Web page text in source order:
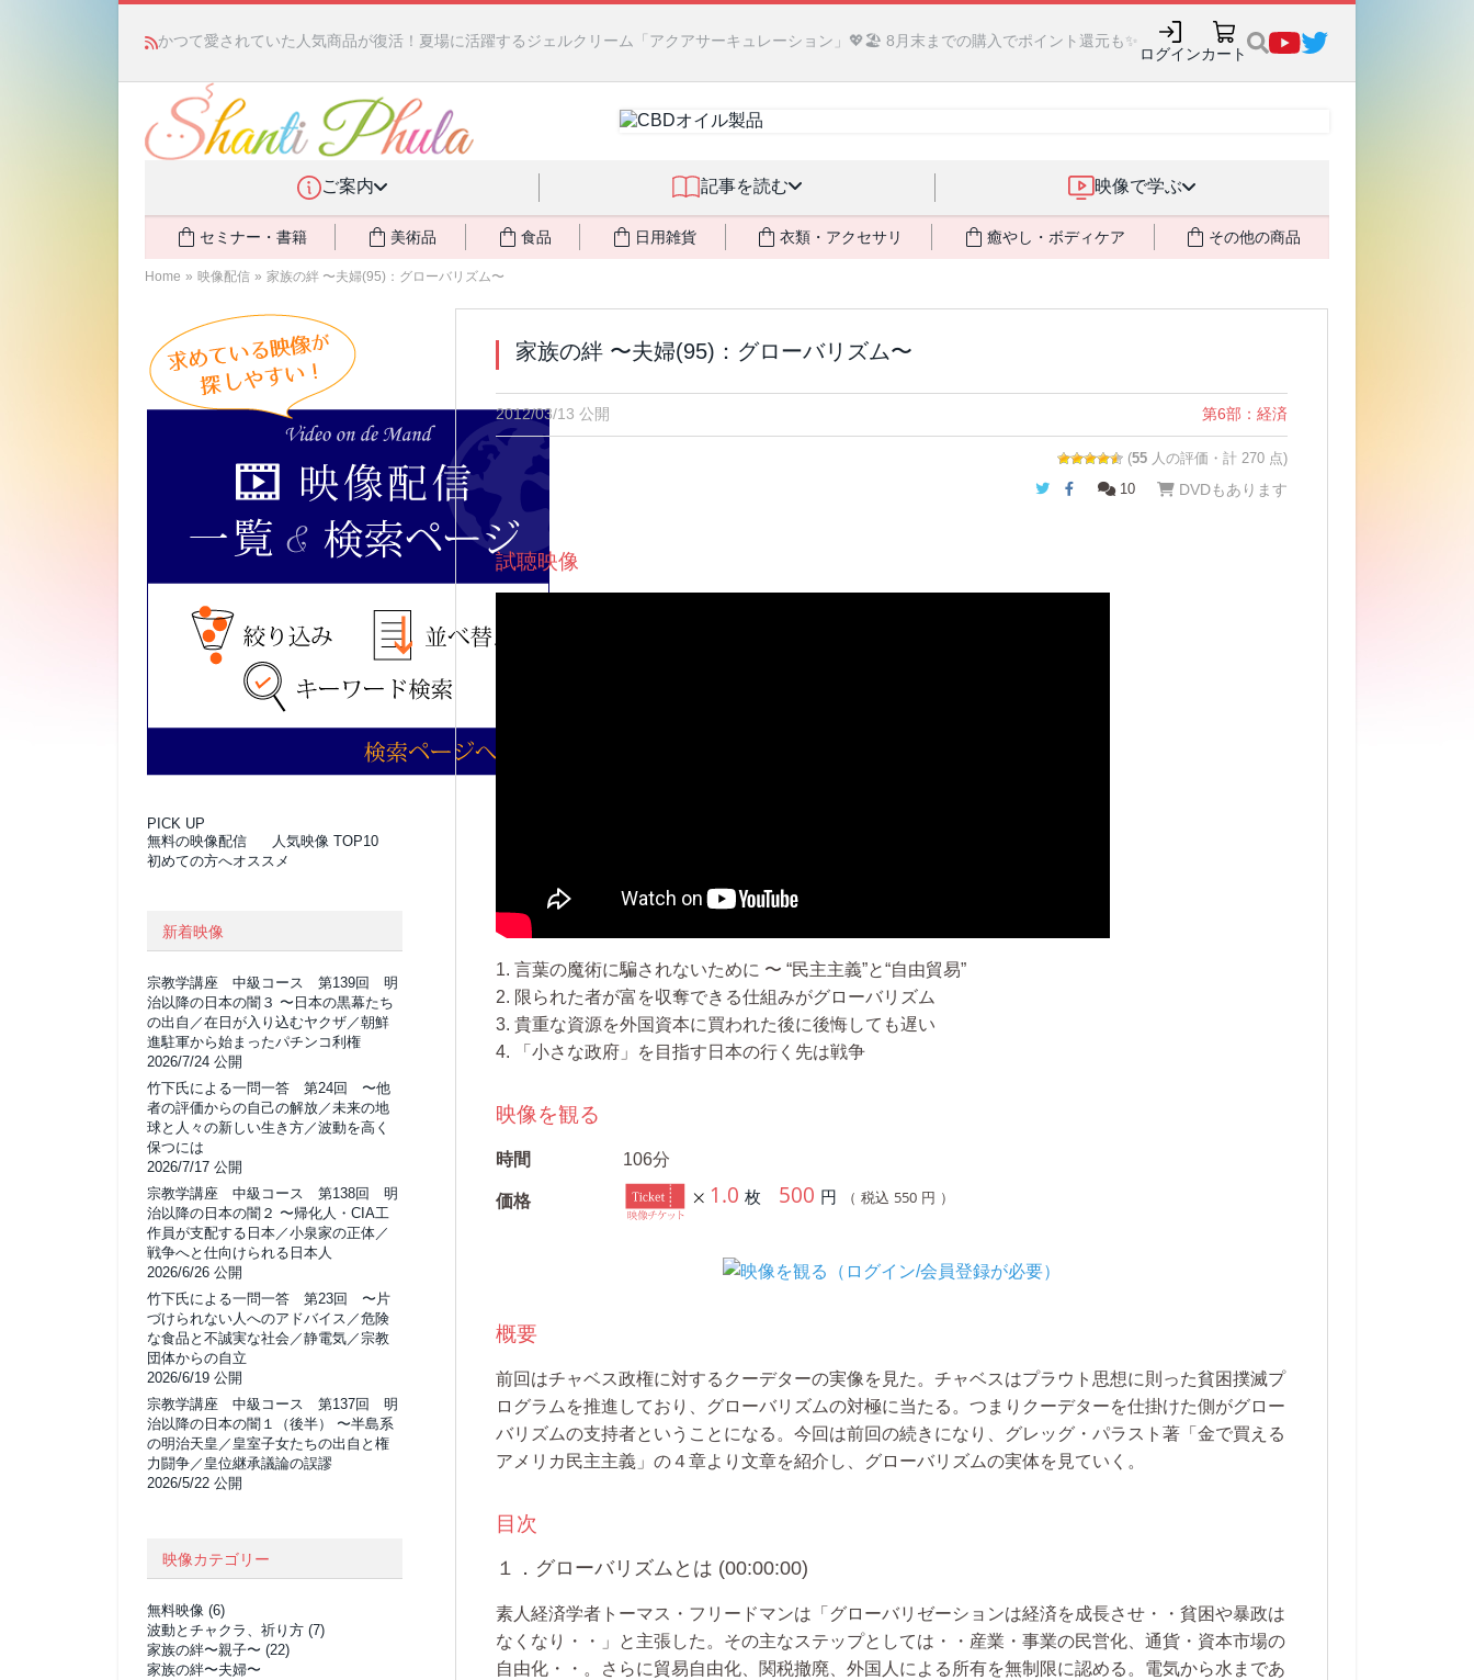
かつて愛されていた人気商品が復活！夏場に活躍するジェルクリーム「アクアサーキュレーション」💖🏖️ 8月末までの購入でポイント還元も✨
ログインカート
ご案内 記事を読む 映像で学ぶ
セミナー・書籍 美術品 食品 日用雑貨 衣類・アクセサリ 癒やし・ボディケア その他の商品
Home » 映像配信 » 家族の絆 〜夫婦(95)：グローバリズム〜
家族の絆 〜夫婦(95)：グローバリズム〜
2012/03/13 公開 第6部：経済
(55 人の評価・計 270 点)
Twitter
Facebook
10 DVDもあります
試聴映像
1. 言葉の魔術に騙されないために 〜 “民主主義”と“自由貿易”
2. 限られた者が富を収奪できる仕組みがグローバリズム
3. 貴重な資源を外国資本に買われた後に後悔しても遅い
4. 「小さな政府」を目指す日本の行く先は戦争
映像を観る
時間 106分
価格 1.0 枚 500 円 （ 税込 550円 ）
概要
前回はチャベス政権に対するクーデターの実像を見た。チャベスはプラウト思想に則った貧困撲滅プ
ログラムを推進しており、グローバリズムの対極に当たる。つまりクーデターを仕掛けた側がグロー
バリズムの支持者ということになる。今回は前回の続きになり、グレッグ・パラスト著「金で買える
アメリカ民主主義」の４章より文章を紹介し、グローバリズムの実体を見ていく。
目次
１．グローバリズムとは (00:00:00)
素人経済学者トーマス・フリードマンは「グローバリゼーションは経済を成長させ・・貧困や暴政は
なくなり・・」と主張した。その主なステップとしては・・産業・事業の民営化、通貨・資本市場の
自由化・・。さらに貿易自由化、関税撤廃、外国人による所有を無制限に認める。電気から水まであ
PICK UP
無料の映像配信
人気映像 TOP10
初めての方へオススメ
新着映像
宗教学講座 中級コース 第139回 明
治以降の日本の闇３ 〜日本の黒幕たち
の出自／在日が入り込むヤクザ／朝鮮
進駐軍から始まったパチンコ利権
2026/7/24 公開
竹下氏による一問一答 第24回 〜他
者の評価からの自己の解放／未来の地
球と人々の新しい生き方／波動を高く
保つには
2026/7/17 公開
宗教学講座 中級コース 第138回 明
治以降の日本の闇２ 〜帰化人・CIA工
作員が支配する日本／小泉家の正体／
戦争へと仕向けられる日本人
2026/6/26 公開
竹下氏による一問一答 第23回 〜片
づけられない人へのアドバイス／危険
な食品と不誠実な社会／静電気／宗教
団体からの自立
2026/6/19 公開
宗教学講座 中級コース 第137回 明
治以降の日本の闇１（後半） 〜半島系
の明治天皇／皇室子女たちの出自と権
力闘争／皇位継承議論の誤謬
2026/5/22 公開
映像カテゴリー
無料映像 (6)
波動とチャクラ、祈り方 (7)
家族の絆〜親子〜 (22)
家族の絆〜夫婦〜